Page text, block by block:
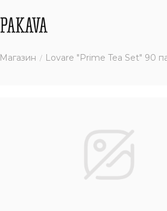
Магазин Lovare "Prime Tea Set" 90